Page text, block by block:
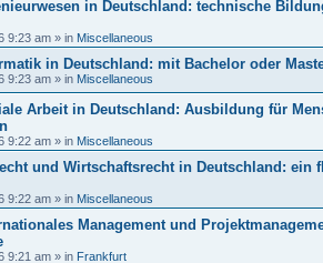
in Deutschland: technische
9:23 am » in Miscellaneous
in Deutschland: mit Bachelor oder
9:23 am » in Miscellaneous
Arbeit in Deutschland: Ausbildung für
9:22 am » in Miscellaneous
und Wirtschaftsrecht in Deutschland: ein
9:22 am » in Miscellaneous
Management und
9:21 am » in Frankfurt